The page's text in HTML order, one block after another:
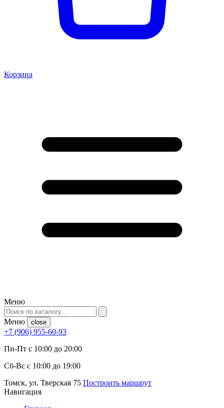
Корзина
Меню
Меню close
+7 (906) 955-60-93
Пн-Пт с 10:00 до 20:00
Сб-Вс с 10:00 до 19:00
Томск, ул. Тверская 75 Построить маршрут
Навигация